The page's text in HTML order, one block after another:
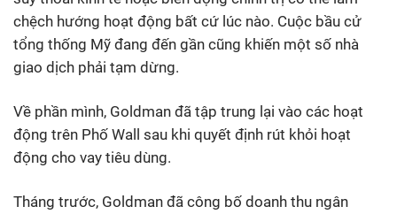
chệch hướng hoạt động bất cứ lúc nào. Cuộc bầu cử
tổng thống Mỹ đang đến gần cũng khiến một số nhà
giao dịch phải tạm dừng.
Về phần mình, Goldman đã tập trung lại vào các hoạt
động trên Phố Wall sau khi quyết định rút khỏi hoạt
động cho vay tiêu dùng.
Tháng trước, Goldman đã công bố doanh thu ngân